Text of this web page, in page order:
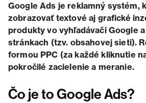
Google Ads je reklamný systém,
zobrazovať textové aj grafické
produkty vo vyhľadávači Google
stránkach (tzv. obsahovej sieti).
formou PPC (za každé kliknutie
pokročilé zacielenie a meranie.
Čo je to Google Ads?